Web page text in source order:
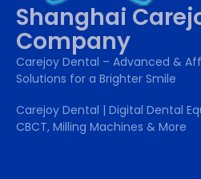
Shanghai
Company
Carejoy Dental – Advanced &
Solutions for a Brighter Smile
Carejoy Dental | Digital Dental
CBCT, Milling Machines & More